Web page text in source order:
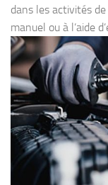
dans les activités
manuel ou à l’aide